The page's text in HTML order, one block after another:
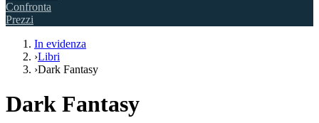
Confronta
Prezzi
In evidenza
›Libri
›Dark Fantasy
Dark Fantasy